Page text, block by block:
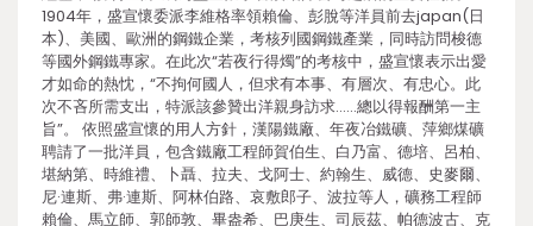
1904年，盛宣懷委派李維格率領賴倫、彭脫等洋員前去japan(日
本)、美國、歐洲的鋼鐵企業，考核列國鋼鐵產業，同時訪問梭德
等國外鋼鐵專家。在此次“若夜行得燭”的考核中，盛宣懷表示出愛
才如命的熱忱，“不拘何國人，但求有本事、有層次、有忠心。此
次不吝所需支出，特派該參贊出洋親身訪求……總以得報酬第一主
旨”。 依照盛宣懷的用人方針，漢陽鐵廠、年夜冶鐵礦、萍鄉煤礦
聘請了一批洋員，包含鐵廠工程師賀伯生、白乃富、德培、呂柏、
堪納第、時維禮、卜聶、拉夫、戈阿士、約翰生、威德、史麥爾、
尼·連斯、弗·連斯、阿林伯路、哀敷郎子、波拉等人，礦務工程師
賴倫、馬立師、郭師敦、畢盎希、巴庚生、司辰茲、帕德波古、克